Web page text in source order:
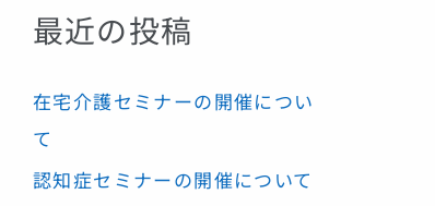
最近の投稿
在宅介護セミナーの開催につい
て
認知症セミナーの開催について